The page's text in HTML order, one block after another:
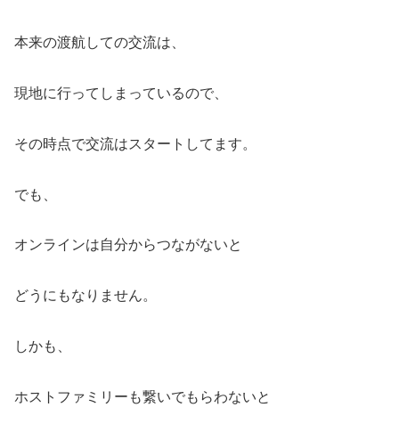
本来の渡航しての交流は、
現地に行ってしまっているので、
その時点で交流はスタートしてます。
でも、
オンラインは自分からつながないと
どうにもなりません。
しかも、
ホストファミリーも繋いでもらわないと